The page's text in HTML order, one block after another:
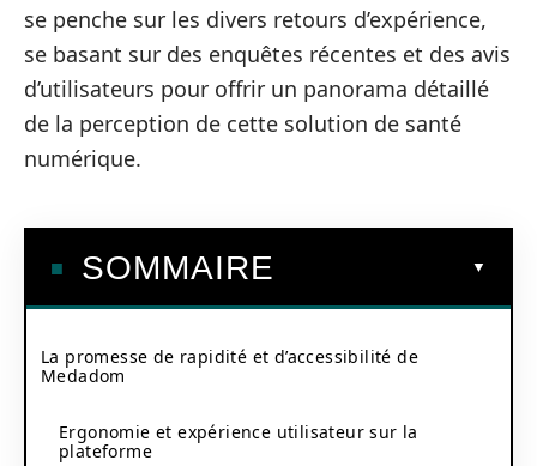
se penche sur les divers retours d’expérience,
se basant sur des enquêtes récentes et des avis
d’utilisateurs pour offrir un panorama détaillé
de la perception de cette solution de santé
numérique.
SOMMAIRE
La promesse de rapidité et d’accessibilité de
Medadom
Ergonomie et expérience utilisateur sur la
plateforme